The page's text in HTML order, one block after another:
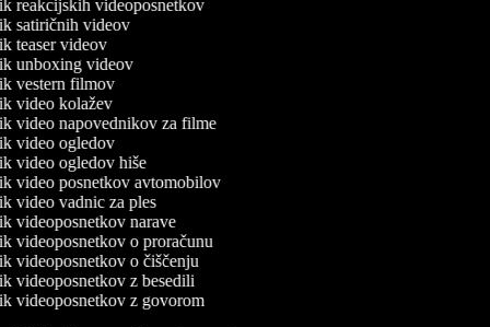
reakcijskih videoposnetkov
satiričnih videov
teaser videov
unboxing videov
vestern filmov
video kolažev
video napovednikov za filme
video ogledov
video ogledov hiše
video posnetkov avtomobilov
video vadnic za ples
videoposnetkov narave
videoposnetkov o proračunu
videoposnetkov o čiščenju
videoposnetkov z besedili
videoposnetkov z govorom